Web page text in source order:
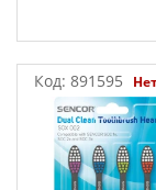
Код: 891595